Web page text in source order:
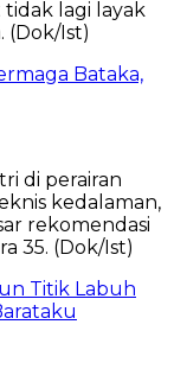
Bataka,
Titik Labuh